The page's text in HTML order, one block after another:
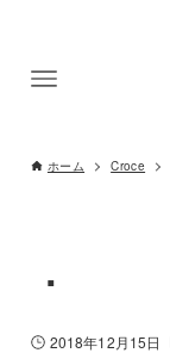
ホーム Croce
．
2018年12月15日